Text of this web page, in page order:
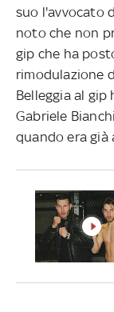
suo l'avvocato
noto che non
gip che ha
rimodulazione
Belleggia al
Gabriele
quando era già